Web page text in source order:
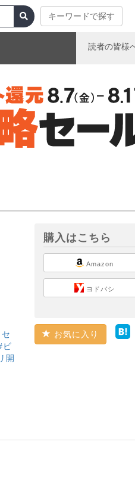
キーワードで探す
読者の皆様
ビ
開
購入はこちら
Amazon
ヨドバシ
お気に入り